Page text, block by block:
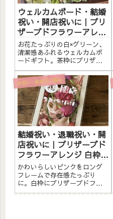
ウェルカムボード・結婚
祝い・開店祝いに｜プリ
ザーブドフラワーアレン
ジ 茶枠〈白グリーン〉文
字入れ
お花たっぷりの白×グリーン、
清潔感あふれるウェルカムボ
ードギフト。茶枠にプリザー
ブドフラワーと造花をたっぷ
りアレンジしました。アクリ
ルプレートへのメッセージ入
れ無料。自立するので壁かけ
でも置き型でも飾れます。こ
んな方へウェルカムボードと
して...
お祝い・記念日に贈る
結婚祝い・退職祝い・開
店祝いに｜プリザーブド
フラワーアレンジ 白枠ロ
ング〈ピンク〉文字入れ
かわいらしいピンクをロング
フレームで存在感たっぷり
に。白枠にプリザーブドフラ
ワーと造花をたっぷりアレン